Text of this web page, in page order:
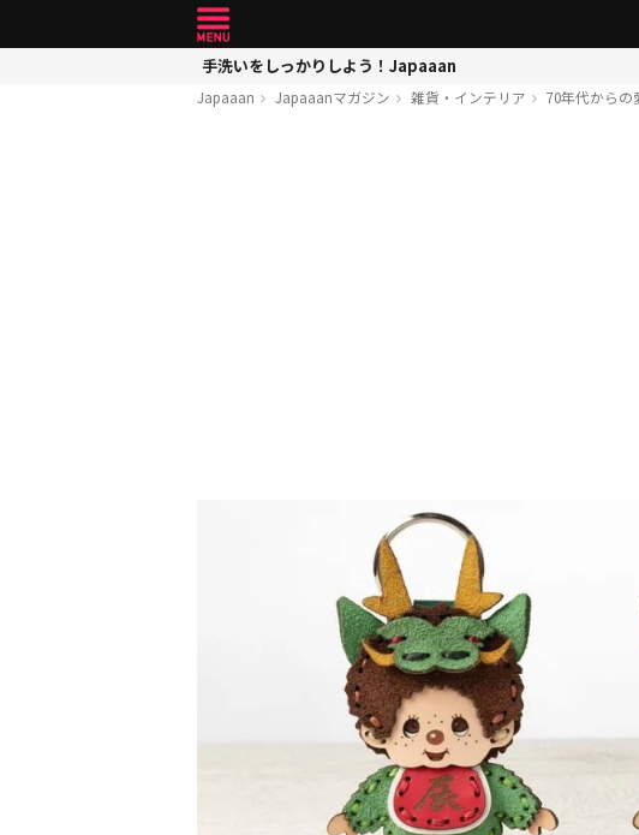
手洗いをしっかりしよう！Japaaan
Japaaan Japaaanマガジン 雑貨・インテリア 70年代からの